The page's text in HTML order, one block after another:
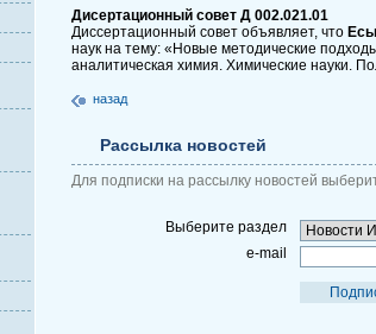
Дисертационный совет Д 002.021.01
Диссертационный совет объявляет, что
наук на тему: «Новые методические
аналитическая химия. Химические науки.
назад
Рассылка новостей
Для подписки на рассылку новостей
Выберите раздел
e-mail